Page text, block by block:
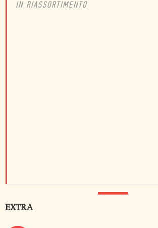
IN RIASSORTIMENTO
EXTRA